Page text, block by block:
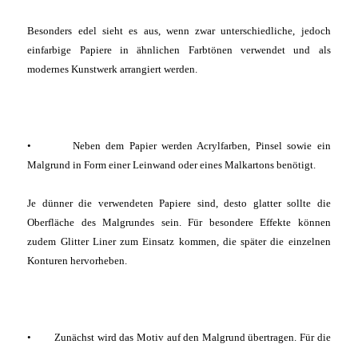
Besonders edel sieht es aus, wenn zwar unterschiedliche, jedoch
einfarbige Papiere in ähnlichen Farbtönen verwendet und als
modernes Kunstwerk arrangiert werden.
• Neben dem Papier werden Acrylfarben, Pinsel sowie ein
Malgrund in Form einer Leinwand oder eines Malkartons benötigt.
Je dünner die verwendeten Papiere sind, desto glatter sollte die
Oberfläche des Malgrundes sein. Für besondere Effekte können
zudem Glitter Liner zum Einsatz kommen, die später die einzelnen
Konturen hervorheben.
• Zunächst wird das Motiv auf den Malgrund übertragen. Für die